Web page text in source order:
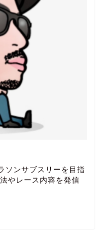
ソンサブスリーを目指
やレース内容を発信